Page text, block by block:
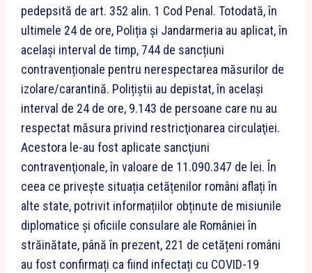
pedepsită de art. 352 alin. 1 Cod Penal. Totodată, în
ultimele 24 de ore, Poliția și Jandarmeria au aplicat, în
același interval de timp, 744 de sancțiuni
contravenționale pentru nerespectarea măsurilor de
izolare/carantină. Polițiștii au depistat, în același
interval de 24 de ore, 9.143 de persoane care nu au
respectat măsura privind restricţionarea circulaţiei.
Acestora le-au fost aplicate sancţiuni
contravenţionale, în valoare de 11.090.347 de lei. În
ceea ce privește situația cetățenilor români aflați în
alte state, potrivit informațiilor obținute de misiunile
diplomatice și oficiile consulare ale României în
străinătate, până în prezent, 221 de cetățeni români
au fost confirmați ca fiind infectați cu COVID-19